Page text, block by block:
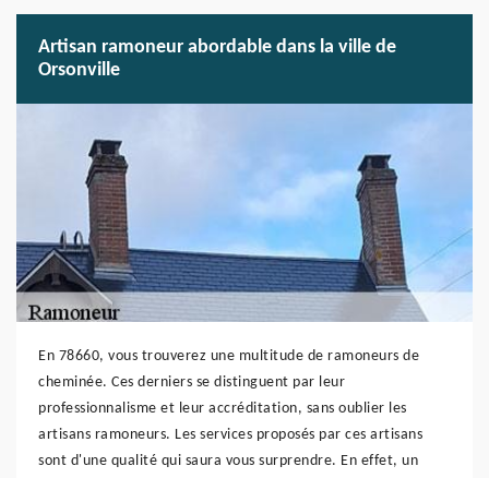
Artisan ramoneur abordable dans la ville de
Orsonville
En 78660, vous trouverez une multitude de ramoneurs de
cheminée. Ces derniers se distinguent par leur
professionnalisme et leur accréditation, sans oublier les
artisans ramoneurs. Les services proposés par ces artisans
sont d'une qualité qui saura vous surprendre. En effet, un